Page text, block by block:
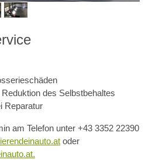
des Selbstbehaltes
Reparatur
am Telefon unter +43 3352 22390
oder